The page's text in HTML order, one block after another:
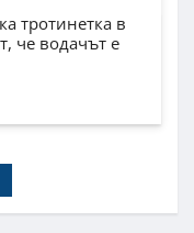
тротинетка в
че водачът е